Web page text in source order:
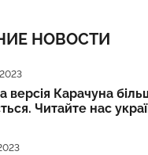
НОВОСТИ
версія Карачуна
Читайте нас